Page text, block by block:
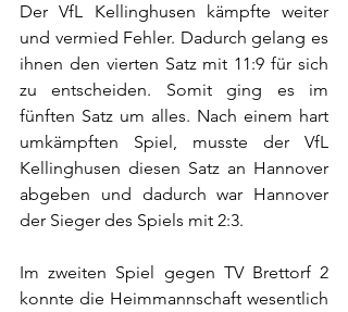
Der VfL Kellinghusen kämpfte weiter
und vermied Fehler. Dadurch gelang es
ihnen den vierten Satz mit 11:9 für sich
zu entscheiden. Somit ging es im
fünften Satz um alles. Nach einem hart
umkämpften Spiel, musste der VfL
Kellinghusen diesen Satz an Hannover
abgeben und dadurch war Hannover
der Sieger des Spiels mit 2:3.
Im zweiten Spiel gegen TV Brettorf 2
konnte die Heimmannschaft wesentlich